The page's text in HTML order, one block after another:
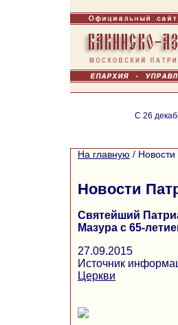
С 26
На главную /
Новости
Святейший
Мазура с 65-
27.09.2015
Источник
Церкви